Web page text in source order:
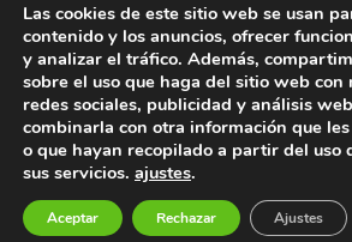
PADELPINTURAS.COM. Todos los
Las cookies de este sitio web se usan
contenido y los anuncios, ofrecer
y analizar el tráfico. Además,
sobre el uso que haga del sitio web
redes sociales, publicidad y análisis
combinarla con otra información que
o que hayan recopilado a partir del uso
sus servicios. ajustes.
Aceptar Rechazar Ajustes